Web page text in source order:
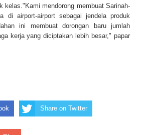
kelas."Kami mendorong membuat Sarinah-
di airport-airport sebagai jendela produk
ini membuat dorongan baru jumlah
kerja yang diciptakan lebih besar," papar
Share on Twitter